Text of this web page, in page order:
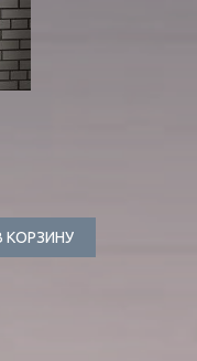
КОРЗИНУ